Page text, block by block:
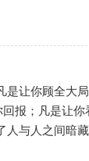
是让你顾全大
报；凡是让
人与人之间暗